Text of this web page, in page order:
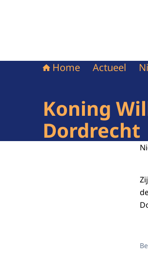
Home Actueel
Koning
Dordrecht